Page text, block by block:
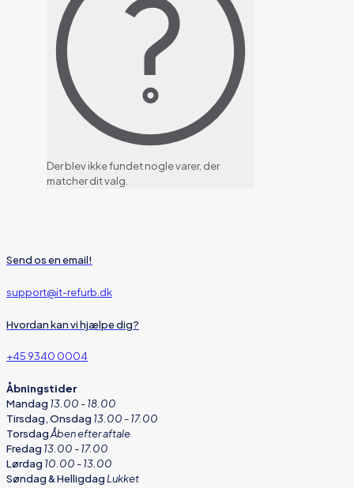
Der blev ikke fundet nogle varer, der
matcher dit valg.
Send os en email!
support@it-refurb.dk
Hvordan kan vi hjælpe dig?
+45 9340 0004
Åbningstider
Mandag 13.00 - 18.00
Tirsdag, Onsdag 13.00 - 17.00
TorsdagÅben efter aftale
Fredag 13.00 - 17.00
Lørdag 10.00 - 13.00
Søndag & HelligdagLukket